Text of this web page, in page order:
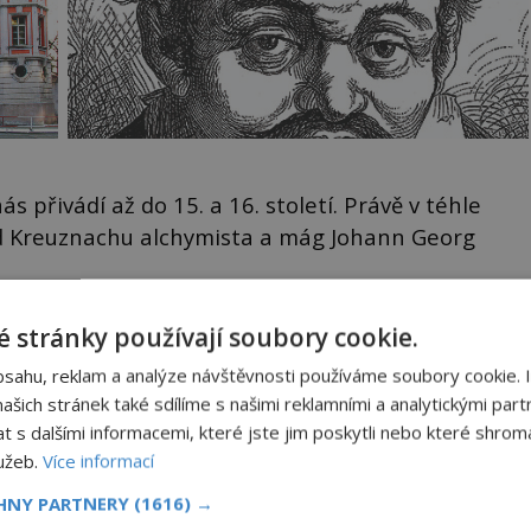
přivádí až do 15. a 16. století. Právě v téhle
alchymista a mág Johann Georg
Lady Lara jako plovoucí
Přepychová dispozice jachty je
kombinací luxusu s praktickým a
efektivním. Dokonalost v každém
stránky používají soubory cookie.
reklam a analýze návštěvnosti používáme soubory cookie.
stránek také sdílíme s našimi reklamními a analytickými
s dalšími informacemi, které jste jim poskytli nebo které
Více informací
PARTNERY (1616) →